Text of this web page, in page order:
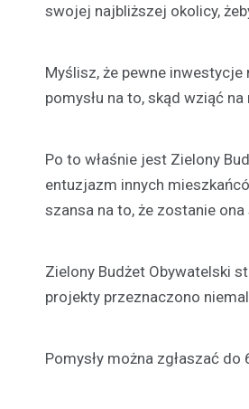
swojej najbliższej okolicy,
Myślisz, że pewne
pomysłu na to, skąd wziąć
Po to właśnie jest Zielony
entuzjazm innych
szansa na to, że zostanie
Zielony Budżet Obywatelski
projekty przeznaczono
Pomysły można zgłaszać do